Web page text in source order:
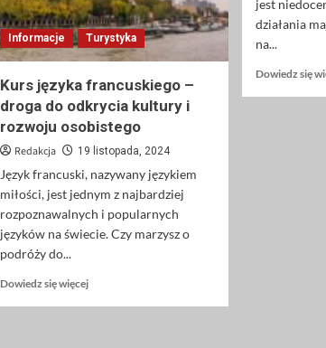
i
komfort
w
każdej
Informacje Turystyka
Kurs języka francuskiego –
droga do odkrycia kultury i
rozwoju osobistego
Redakcja 19 listopada, 2024
Język francuski, nazywany językiem
miłości, jest jednym z najbardziej
rozpoznawalnych i popularnych
języków na świecie. Czy marzysz o
podróży do...
Dowiedz się więcejDowiedz
jest
działania
na...
Dowiedz się